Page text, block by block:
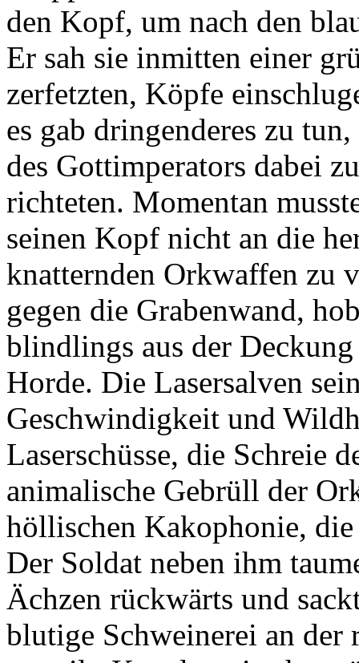
den Kopf, um nach den
Er sah sie inmitten einer
zerfetzten, Köpfe
es gab dringenderes zu
des Gottimperators dabei
richteten. Momentan
seinen Kopf nicht an die
knatternden Orkwaffen zu
gegen die Grabenwand,
blindlings aus der
Horde. Die Lasersalven
Geschwindigkeit und
Laserschüsse, die Schreie
animalische Gebrüll der
höllischen Kakophonie,
Der Soldat neben ihm
Ächzen rückwärts und
blutige Schweinerei an der